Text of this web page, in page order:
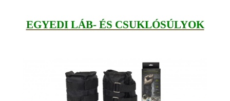
EGYEDI LÁB- ÉS CSUKLÓSÚLYOK